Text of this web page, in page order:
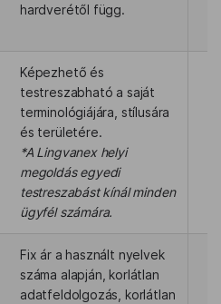
hardverétől függ.
Képezhető és
testreszabható a saját
terminológiájára, stílusára
és területére.
*A Lingvanex helyi
megoldás egyedi
testreszabást kínál minden
ügyfél számára.
Fix ár a használt nyelvek
száma alapján, korlátlan
adatfeldolgozás, korlátlan